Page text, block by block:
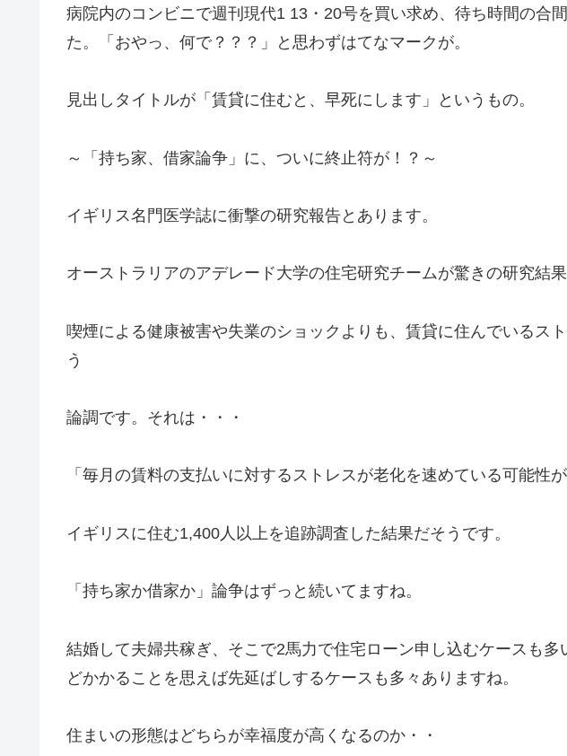
病院内のコンビニで週刊現代1 13・20号を買い求め、待ち時間の合
た。「おやっ、何で？？？」と思わずはてなマークが。
見出しタイトルが「賃貸に住むと、早死にします」というもの。
～「持ち家、借家論争」に、ついに終止符が！？～
イギリス名門医学誌に衝撃の研究報告とあります。
オーストラリアのアデレード大学の住宅研究チームが驚きの研究結
喫煙による健康被害や失業のショックよりも、賃貸に住んでいるス
う
論調です。それは・・・
「毎月の賃料の支払いに対するストレスが老化を速めている可能性
イギリスに住む1,400人以上を追跡調査した結果だそうです。
「持ち家か借家か」論争はずっと続いてますね。
結婚して夫婦共稼ぎ、そこで2馬力で住宅ローン申し込むケースも
どかかることを思えば先延ばしするケースも多々ありますね。
住まいの形態はどちらが幸福度が高くなるのか・・